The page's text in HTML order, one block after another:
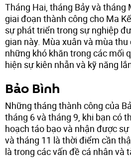
Tháng Hai, tháng Bảy và tháng
giai đoạn thành công cho Ma
sự phát triển trong sự nghiệp
gian này. Mùa xuân và mùa
những khó khăn trong các mối
hiện sự kiên nhẫn và kỹ năng
Bảo Bình
Những tháng thành công của
tháng 6 và tháng 9, khi bạn có
hoạch táo bạo và nhận được
và tháng 11 là thời điểm cần
là trong các vấn đề cá nhân và